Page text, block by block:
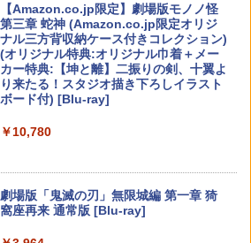
￥750
[メール便OK]【新品】【NS2H】ゲーム
用アナログスティックカバー リラック
マ すやすやコリラックマ[在庫品]
￥750
[メール便OK]【新品】【NS2H】ゲーム
用アナログスティックカバー リラック
PS5 縦置きスタンド PlayStation5 / PS5
Slim / PS5 Pro 用 縦置き スタンド 円形
安定感UP ブラック ブルー シルバー グ
【メール便】 | プレーステーション プレ
￥1,380
￥1,243
【BLU-R】超かぐや姫！ Blu-ray通常版
￥5,780
「多聞くん今どっち!?」3【Blu-ray】 [
スプラトゥーン レイダース|オンライン
コード版
￥5,832
スプラトゥーン レイダース -Switch2
PlayStation 5 デジタル・エディション
日本語専用 Console Language: Japan
ese only (CFI-2200B01)
￥55,000
Beast of Reincarnation -PS5 【特典】
【純正品】Xbox ワイヤレス コントロー
ラー + USB-C® ケーブル
￥8,300
ルコード 【旧 Xbox ギフトカード】 [オ
【Amazon.co.jp限定】劇場版モノノ怪
第三章 蛇神 (Amazon.co.jp限定オリジ
ナル三方背収納ケース付きコレクション)
(オリジナル特典:オリジナル巾着＋メー
カー特典:【坤と離】二振りの剣、十翼よ
り来たる！スタジオ描き下ろしイラスト
ボード付) [Blu-ray]
￥10,780
劇場版「鬼滅の刃」無限城編 第一章 猗
窩座再来 通常版 [Blu-ray]